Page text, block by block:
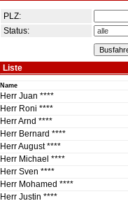
PLZ:
Status:
Liste
Name
Herr Juan ****
Herr Roni ****
Herr Arnd ****
Herr Bernard ****
Herr August ****
Herr Michael ****
Herr Sven ****
Herr Mohamed ****
Herr Justin ****